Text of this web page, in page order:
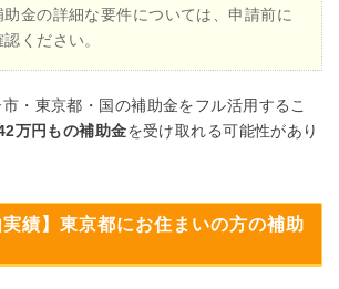
金の詳細な要件については、申請前に
ください。
・東京都・国の補助金をフル活用するこ
万円もの補助金を受け取れる可能性があり
実績】東京都にお住まいの方の補助